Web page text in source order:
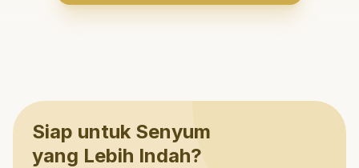
Siap untuk Senyum
yang Lebih Indah?